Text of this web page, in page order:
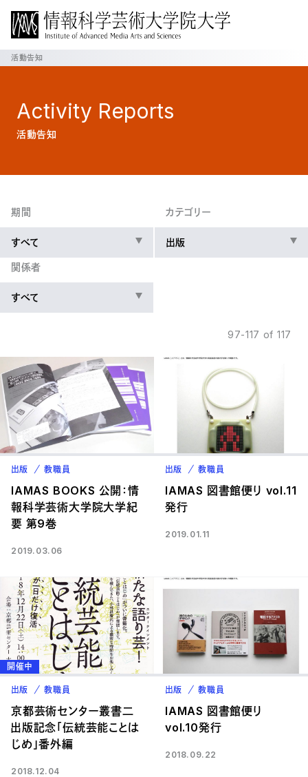
活動告知
Activity Reports
活動告知
期間
すべて
カテゴリー
出版
関係者
すべて
97-117 of 117
出版 教職員
IAMAS BOOKS 公開：情
報科学芸術大学院大学紀
要 第9巻
2019.03.06
出版 教職員
IAMAS 図書館便り vol.11
発行
2019.01.11
開催中
出版 教職員
京都芸術センター叢書二
出版記念「伝統芸能ことは
じめ」番外編
2018.12.04
出版 教職員
IAMAS 図書館便り
vol.10発行
2018.09.22